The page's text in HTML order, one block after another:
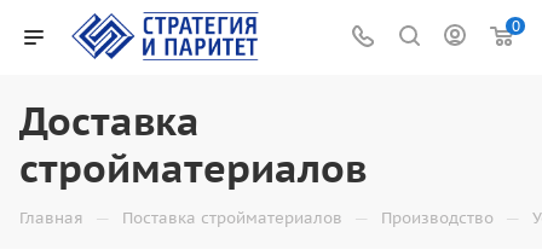
0
Доставка
стройматериалов
Главная — Поставка стройматериалов — Производство —